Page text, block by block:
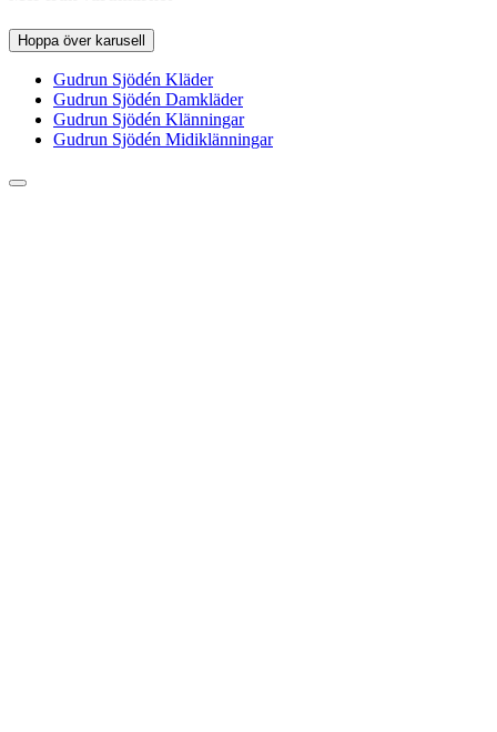
Hoppa över karusell
Gudrun Sjödén Kläder
Gudrun Sjödén Damkläder
Gudrun Sjödén Klänningar
Gudrun Sjödén Midiklänningar